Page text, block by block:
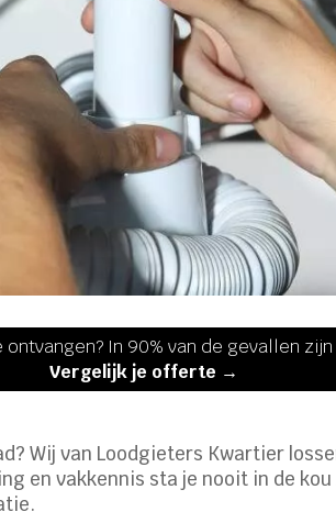
In 90% van de gevallen
Vergelijk je offerte →
Wij van Loodgieters Kwartier
en vakkennis sta je nooit in de